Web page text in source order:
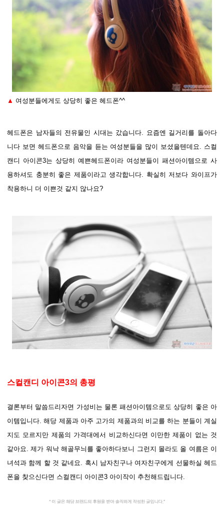
▲ 여성분들에게도 상당히 좋은 헤드폰^^
헤드폰은 남자들의 전유물인 시대는 갔습니다. 요즘엔 길거리를 돌아다
니다 보면 헤드폰으로 음악을 듣는 여성분들을 많이 보셨을텐데요. 스컬
캔디 아이콘3는 상당히 예쁜헤드폰이라 여성분들이 패션아이템으로 사
용하셔도 충분히 좋은 제품이라고 생각합니다. 확실히 저보다 와이프가
착용하니 더 이쁜것 같지 않나요?
스컬캔디 아이콘3의 총평
결론부터 말씀드리자면 가성비는 물론 패션아이템으로도 상당히 좋은 아
이템입니다. 해당 제품과 아주 고가의 제품과의 비교를 하는 분들이 계실
지도 모르지만 제품의 가격대에서 비교하신다면 이만한 제품이 없는 것
같아요. 제가 워낙 해골무늬를 좋아하다보니 그런지 몰라도 올 여름은 이
녀석과 함께 할 것 같네요. 혹시 남자친구나 여자친구에게 선물하실 헤드
폰을 찾으신다면 스컬캔디 아이콘3 아이작이 추천해드립니다.